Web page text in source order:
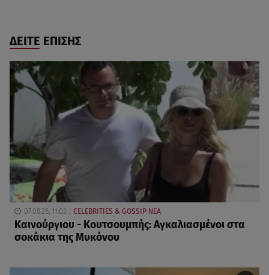
ΔΕΙΤΕ ΕΠΙΣΗΣ
07.08.26, 11:02 CELEBRITIES & GOSSIP ΝΕΑ
Καινούργιου - Κουτσουμπής: Αγκαλιασμένοι στα
σοκάκια της Μυκόνου